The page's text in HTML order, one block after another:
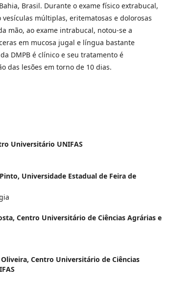
Brasil. Durante o exame físico extrabucal,
múltiplas, eritematosas e dolorosas
mão, ao exame intrabucal, notou-se a
em mucosa jugal e língua bastante
DMPB é clínico e seu tratamento é
das lesões em torno de 10 dias.
Universitário UNIFAS
Universidade Estadual de Feira de
Centro Universitário de Ciências Agrárias e
Centro Universitário de Ciências